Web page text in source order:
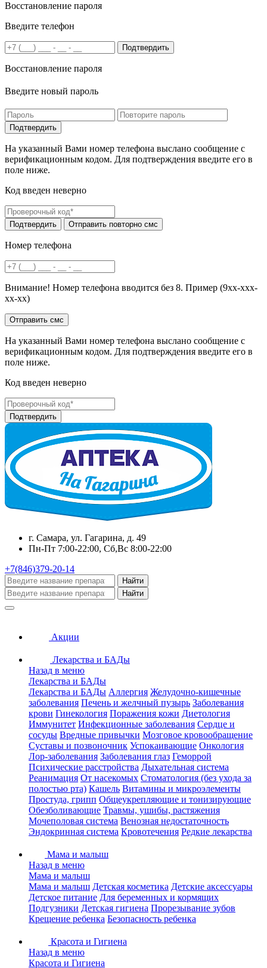
Восстановление пароля
Введите телефон
Подтвердить
Восстановление пароля
Введите новый пароль
На указанный Вами номер телефона выслано сообщение с
верификационным кодом. Для подтверждения введите его в
поле ниже.
Код введен неверно
Номер телефона
Внимание! Номер телефона вводится без 8. Пример (9хх-ххх-
хх-хх)
На указанный Вами номер телефона выслано сообщение с
верификационным кодом. Для подтверждения введите его в
поле ниже.
Код введен неверно
г. Самара, ул. Гагарина, д. 49
Пн-Пт 7:00-22:00, Сб,Вс 8:00-22:00
+7(846)379-20-14
Найти
Найти
Акции
Лекарства и БАДы
Назад в меню
Лекарства и БАДы
Лекарства и БАДы Аллергия Желудочно-кишечные
заболевания Печень и желчный пузырь Заболевания
крови Гинекология Поражения кожи Диетология
Иммунитет Инфекционные заболевания Сердце и
сосуды Вредные привычки Мозговое кровообращение
Суставы и позвоночник Успокаивающие Онкология
Лор-заболевания Заболевания глаз Геморрой
Психические расстройства Дыхательная система
Реанимация От насекомых Стоматология (без ухода за
полостью рта) Кашель Витамины и микроэлементы
Простуда, грипп Общеукрепляющие и тонизирующие
Обезболивающие Травмы, ушибы, растяжения
Мочеполовая система Венозная недостаточность
Эндокринная система Кровотечения Редкие лекарства
Мама и малыш
Назад в меню
Мама и малыш
Мама и малыш Детская косметика Детские аксессуары
Детское питание Для беременных и кормящих
Подгузники Детская гигиена Прорезывание зубов
Крещение ребенка Безопасность ребенка
Красота и Гигиена
Назад в меню
Красота и Гигиена